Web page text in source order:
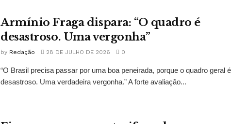
Armínio Fraga dispara: “O quadro é
desastroso. Uma vergonha”
by Redação 28 DE JULHO DE 2026 0
“O Brasil precisa passar por uma boa peneirada, porque o quadro geral é
desastroso. Uma verdadeira vergonha.” A forte avaliação...